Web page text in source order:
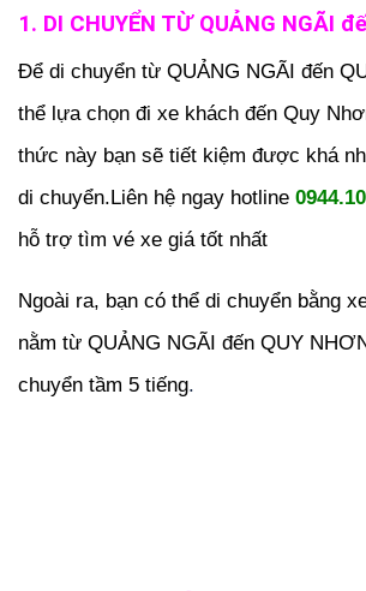
1. DI CHUYỂN TỪ QUẢNG NGÃI
Để di chuyển từ QUẢNG NGÃI đến
thể lựa chọn đi xe khách đến Quy
thức này bạn sẽ tiết kiệm được khá
di chuyển.Liên hệ ngay hotline
hỗ trợ tìm vé xe giá tốt nhất
Ngoài ra, bạn có thể di chuyển bằng
nằm từ QUẢNG NGÃI đến QUY
chuyển tầm 5 tiếng.